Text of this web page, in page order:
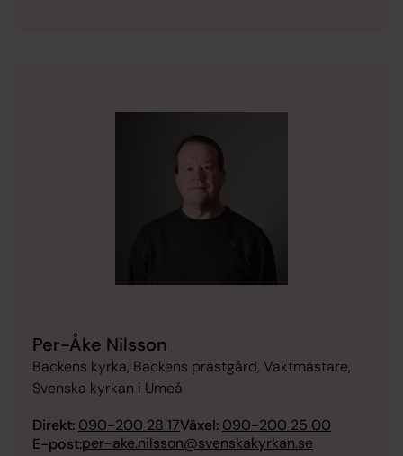
Per-Åke Nilsson
Backens kyrka, Backens prästgård, Vaktmästare,
Svenska kyrkan i Umeå
Direkt: 090-200 28 17Växel: 090-200 25 00
E-post:per-ake.nilsson@svenskakyrkan.se